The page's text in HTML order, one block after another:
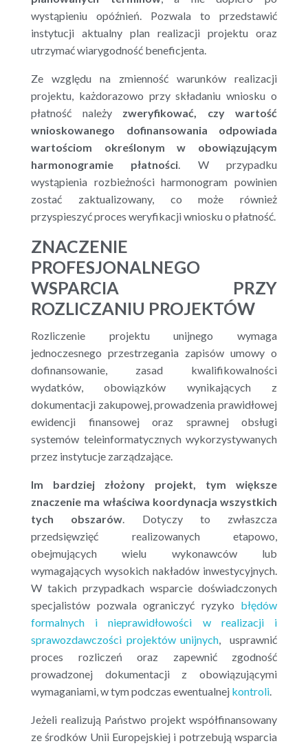
wystąpieniu opóźnień. Pozwala to przedstawić
instytucji aktualny plan realizacji projektu oraz
utrzymać wiarygodność beneficjenta.
Ze względu na zmienność warunków realizacji
projektu, każdorazowo przy składaniu wniosku o
płatność należy zweryfikować, czy wartość
wnioskowanego dofinansowania odpowiada
wartościom określonym w obowiązującym
harmonogramie płatności . W przypadku
wystąpienia rozbieżności harmonogram powinien
zostać zaktualizowany, co może również
przyspieszyć proces weryfikacji wniosku o płatność.
ZNACZENIE
PROFESJONALNEGO
WSPARCIA PRZY
ROZLICZANIU PROJEKTÓW
Rozliczenie projektu unijnego wymaga
jednoczesnego przestrzegania zapisów umowy o
dofinansowanie, zasad kwalifikowalności
wydatków, obowiązków wynikających z
dokumentacji zakupowej, prowadzenia prawidłowej
ewidencji finansowej oraz sprawnej obsługi
systemów teleinformatycznych wykorzystywanych
przez instytucje zarządzające.
Im bardziej złożony projekt, tym większe
znaczenie ma właściwa koordynacja wszystkich
tych obszarów.
Dotyczy to zwłaszcza
przedsięwzięć realizowanych etapowo,
obejmujących wielu wykonawców lub
wymagających wysokich nakładów inwestycyjnych.
W takich przypadkach wsparcie doświadczonych
specjalistów pozwala ograniczyć ryzyko błędów
formalnych i nieprawidłowości w realizacji i
sprawozdawczości projektów unijnych, usprawnić
proces rozliczeń oraz zapewnić zgodność
prowadzonej dokumentacji z obowiązującymi
wymaganiami, w tym podczas ewentualnej kontroli.
Jeżeli realizują Państwo projekt współfinansowany
ze środków Unii Europejskiej i potrzebują wsparcia